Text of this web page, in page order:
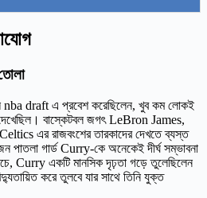
draft এ প্রবেশ করেছিলেন, খুব কম লোকই
দেখেছিল। বাস্কেটবল জগৎ LeBron James,
এর রাজবংশের তারকাদের দেখতে ব্যস্ত
গার্ড Curry-কে অনেকেই দীর্ঘ সম্ভাবনা
Curry একটি মানসিক দৃঢ়তা গড়ে তুলেছিলেন
করে তুলবে যার সাথে তিনি যুক্ত